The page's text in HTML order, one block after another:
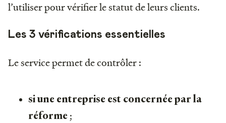
l’utiliser pour vérifier le statut de leurs clients.
Les 3 vérifications essentielles
Le service permet de contrôler :
si une entreprise est concernée par la
réforme ;